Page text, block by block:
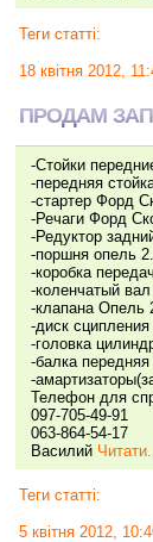
Теги статті:
18 квітня 2012,
ПРОДАМ
-Стойки
-передняя
-стартер Форд
-Речаги Форд
-Редуктор
-поршня опель
-коробка
-коленчатый
-клапана Опель
-диск
-головка
-балка
-
Телефон для
097-705-49-91
063-864-54-17
Василий
Теги статті:
5 квітня 2012,